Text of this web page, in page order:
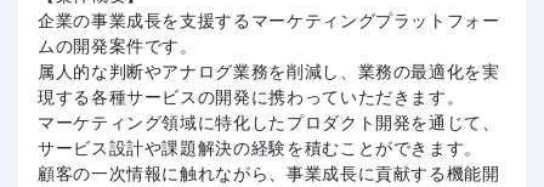
企業の事業成長を支援するマーケティングプラットフォー
ムの開発案件です。
属人的な判断やアナログ業務を削減し、業務の最適化を実
現する各種サービスの開発に携わっていただきます。
マーケティング領域に特化したプロダクト開発を通じて、
サービス設計や課題解決の経験を積むことができます。
顧客の一次情報に触れながら、事業成長に貢献する機能開